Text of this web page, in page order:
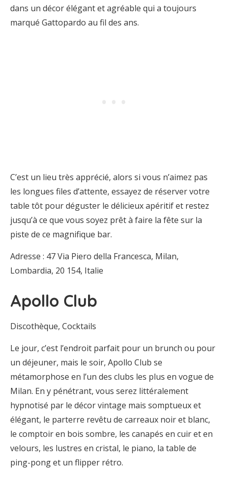
dans un décor élégant et agréable qui a toujours
marqué Gattopardo au fil des ans.
C’est un lieu très apprécié, alors si vous n’aimez pas
les longues files d’attente, essayez de réserver votre
table tôt pour déguster le délicieux apéritif et restez
jusqu’à ce que vous soyez prêt à faire la fête sur la
piste de ce magnifique bar.
Adresse : 47 Via Piero della Francesca, Milan,
Lombardia, 20 154, Italie
Apollo Club
Discothèque, Cocktails
Le jour, c’est l’endroit parfait pour un brunch ou pour
un déjeuner, mais le soir, Apollo Club se
métamorphose en l’un des clubs les plus en vogue de
Milan. En y pénétrant, vous serez littéralement
hypnotisé par le décor vintage mais somptueux et
élégant, le parterre revêtu de carreaux noir et blanc,
le comptoir en bois sombre, les canapés en cuir et en
velours, les lustres en cristal, le piano, la table de
ping-pong et un flipper rétro.